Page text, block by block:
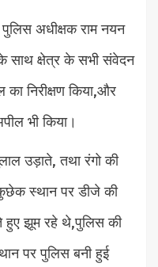
अधीक्षक राम नयन
के साथ क्षेत्र के सभी संवेदन
निरीक्षण किया,और
भी किया।
उड़ाते, तथा रंगो की
स्थान पर डीजे की
हुए झूम रहे थे,पुलिस की
पर पुलिस बनी हुई